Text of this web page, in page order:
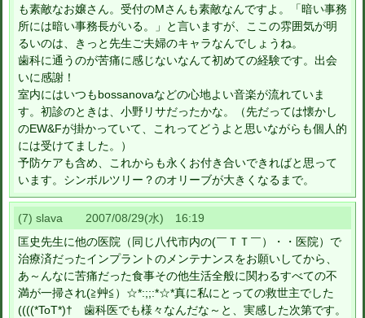
も素敵なお嬢さん。受付のMさんも素敵なんですよ。「暗い事務
所には暗い事務長がいる。」と言いますが、ここの雰囲気が明
るいのは、きっと先生ご夫婦のキャラなんでしょうね。
歯科に通うのが苦痛に感じないなんて初めての経験です。出会
いに感謝！
室内にはいつもbossanovaなどの心地よい音楽が流れていま
す。初診のときは、小野リサだったかな。（先だっては懐かし
のEW&Fが掛かっていて、これってどうよと思いながらも個人的
には受けてました。）
予防ケアも含め、これからも永くお付き合いできればと思って
います。シンボルツリー？のオリーブが大きくなるまで。
(7) slava 2007/08/29(水) 16:19
匡史先生に他の医院（同じ八代市内の(￣ＴＴ￣）・・医院）で
治療済だったインプラントのメンテナンスをお願いしてから、
あ～んなに苦痛だった食事その他生活全般に関わるすべての不
満が一掃され(≧艸≦）☆*:;;:*☆*真に私にとっての救世主でした
((((*ToT*)† 歯科医でも様々なんだな～と、実感した次第です。